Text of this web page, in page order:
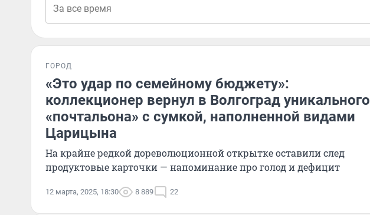
ГОРОД
«Это удар по семейному бюджету»:
коллекционер вернул в Волгоград уникального
«почтальона» с сумкой, наполненной видами
Царицына
На крайне редкой дореволюционной открытке оставили след
продуктовые карточки — напоминание про голод и дефицит
12 марта, 2025, 18:30 8 889 22